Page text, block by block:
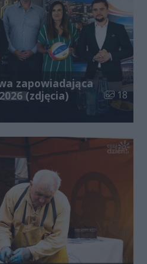
zapowiadająca
(zdjęcia)
Liczba
18